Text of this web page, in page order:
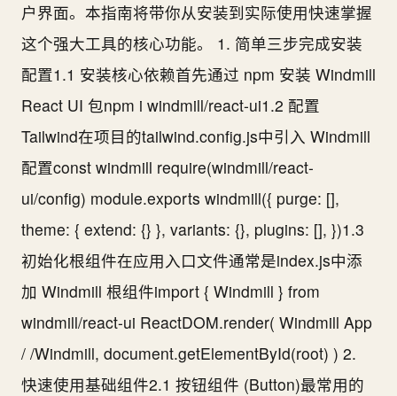
户界面。本指南将带你从安装到实际使用快速掌握
这个强大工具的核心功能。 1. 简单三步完成安装
配置1.1 安装核心依赖首先通过 npm 安装 Windmill
React UI 包npm i windmill/react-ui1.2 配置
Tailwind在项目的tailwind.config.js中引入 Windmill
配置const windmill require(windmill/react-
ui/config) module.exports windmill({ purge: [],
theme: { extend: {} }, variants: {}, plugins: [], })1.3
初始化根组件在应用入口文件通常是index.js中添
加 Windmill 根组件import { Windmill } from
windmill/react-ui ReactDOM.render( Windmill App
/ /Windmill, document.getElementById(root) ) 2.
快速使用基础组件2.1 按钮组件 (Button)最常用的